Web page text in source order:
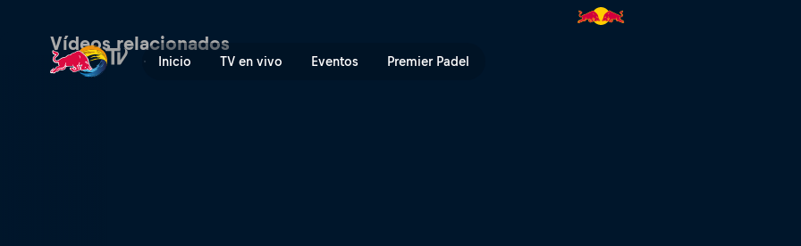
Inicio TV en vivo Eventos Premier Padel
Buscando la felicidad después de la competición | Red
Vídeos relacionados